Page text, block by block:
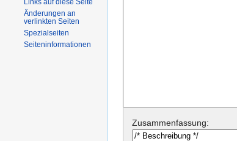
Zusammenfassung:
Links auf diese Seite
Änderungen an
verlinkten Seiten
Spezialseiten
Seiteninformationen